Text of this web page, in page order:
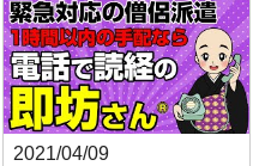
2021/04/09